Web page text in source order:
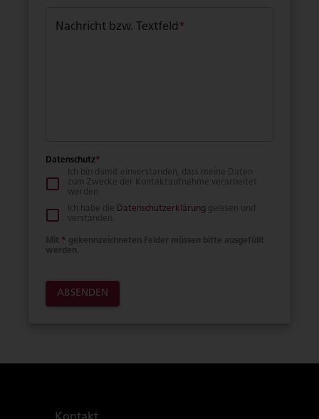
Nachricht bzw. Textfeld *
Datenschutz*
Ich bin damit einverstanden, dass meine Daten
zum Zwecke der Kontaktaufnahme verarbeitet
werden
Ich habe die Datenschutzerklärung gelesen und
verstanden.
Mit * gekennzeichneten Felder müssen bitte ausgefüllt
werden.
ABSENDEN